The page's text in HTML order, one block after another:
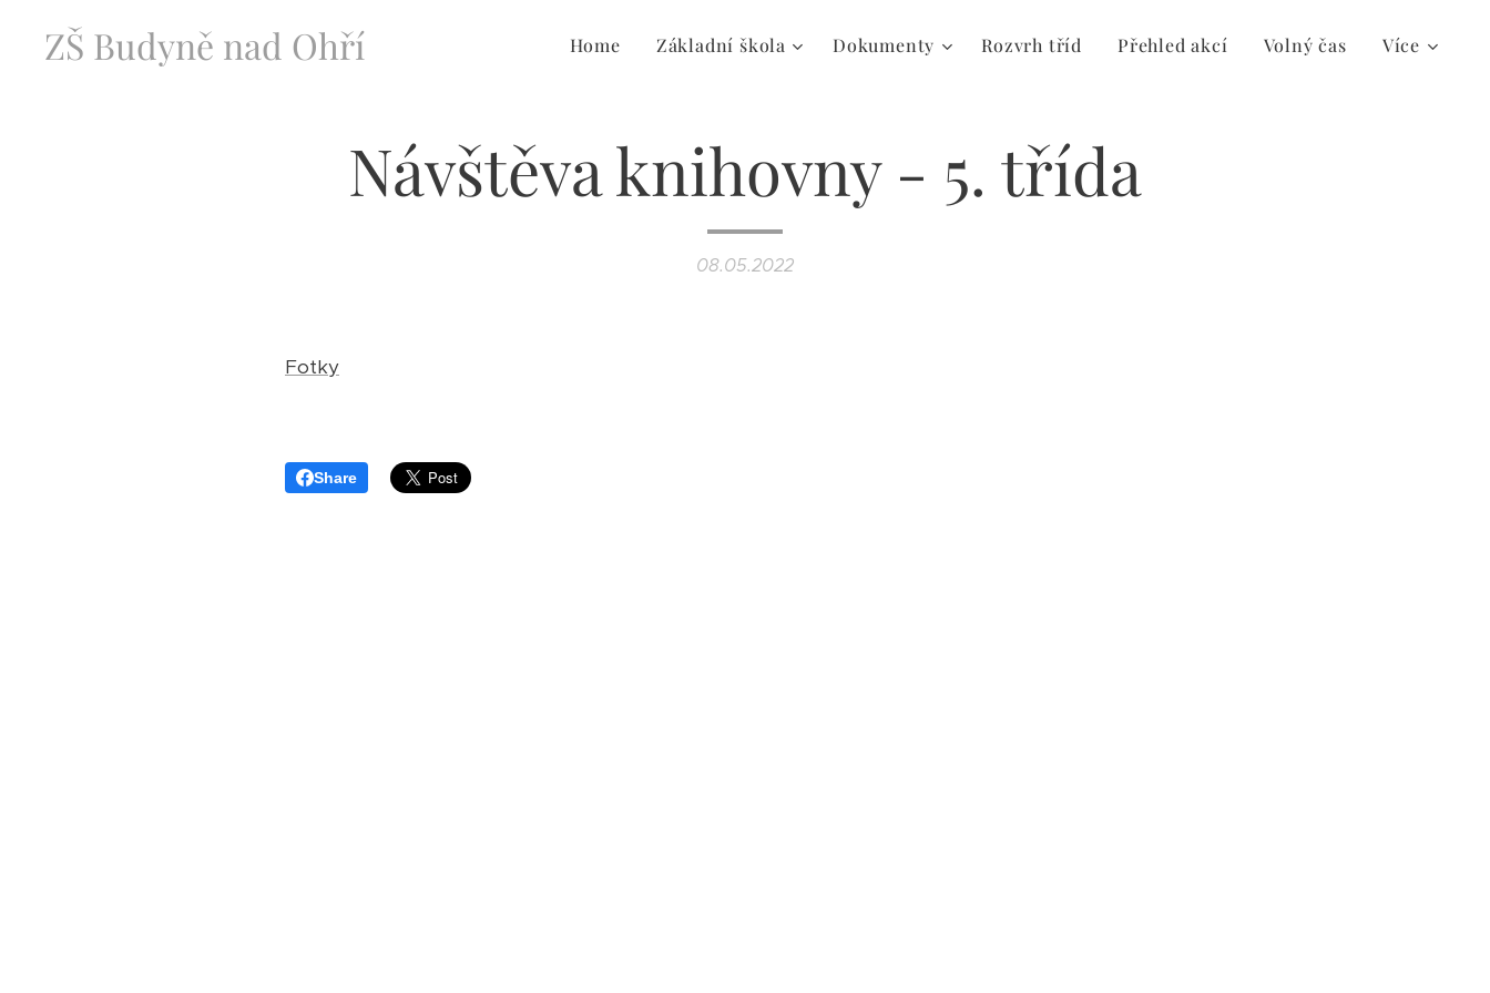
ZŠ Budyně nad Ohří Home Základní škola Dokumenty Rozvrh tříd Přehled akcí Volný čas Více
Návštěva knihovny - 5. třída
08.05.2022
Fotky
Share